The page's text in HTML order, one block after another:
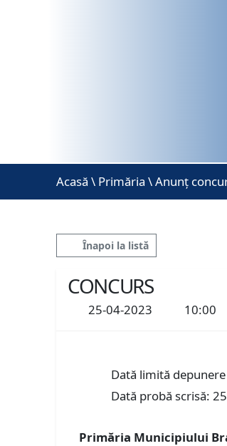
Acasă \ Primăria \ Anunț
Înapoi la listă
CONCURS
25-04-2023 10:00
Dată limită
Dată probă scrisă:
Primăria Municipiului